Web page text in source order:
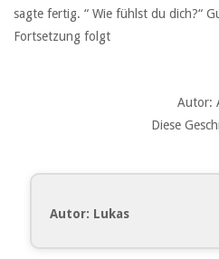
sagte fertig. “ Wie fühlst du dich?“
Fortsetzung folgt
Autor:
Diese
Autor: Lukas